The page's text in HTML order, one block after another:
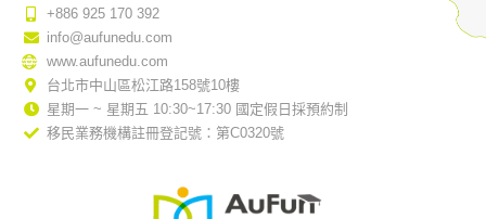
+886 925 170 392
info@aufunedu.com
www.aufunedu.com
台北市中山區松江路158號10樓
星期一 ~ 星期五 10:30~17:30 國定假日採預約制
移民業務機構註冊登記號：第C0320號